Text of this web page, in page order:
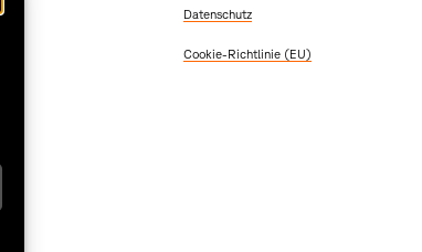
Datenschutz
Cookie-Richtlinie (EU)